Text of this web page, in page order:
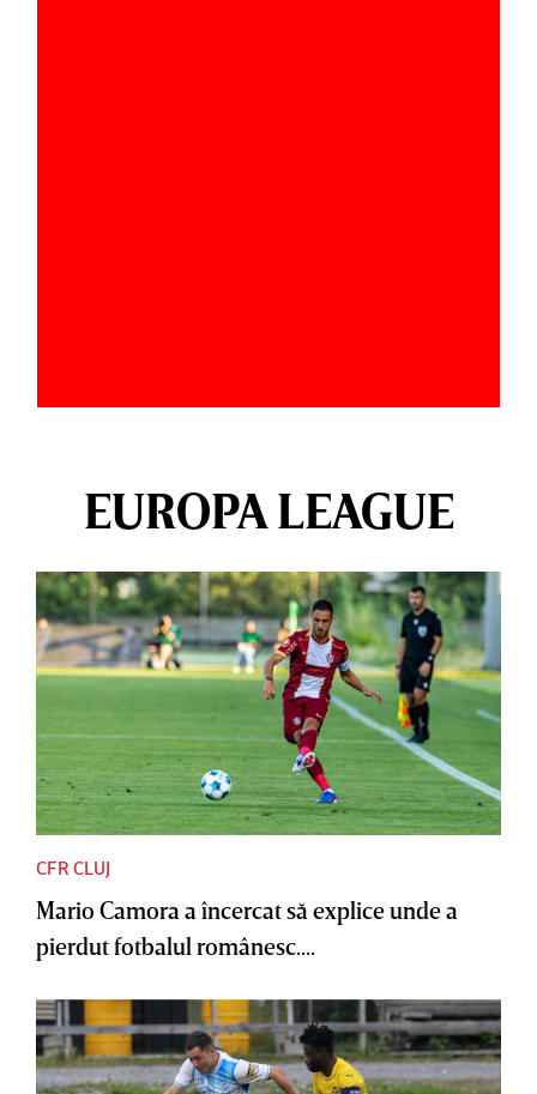
EUROPA LEAGUE
CFR CLUJ
Mario Camora a încercat să explice unde a
pierdut fotbalul românesc....